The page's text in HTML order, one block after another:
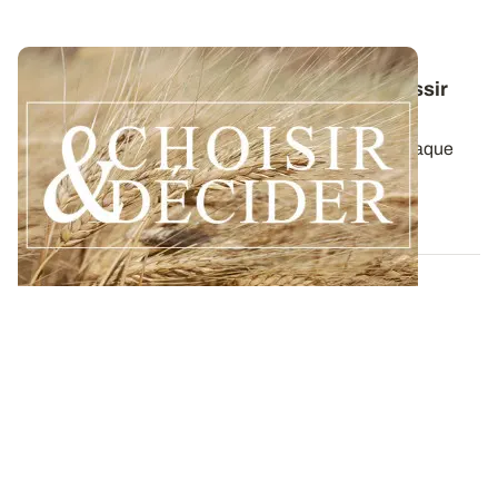
Conduite du blé dur : des guides pour réussir
ses interventions au printemps 2026
Retrouvez toutes les préconisations adaptées à chaque
région en matière de fertilisation...
12 DÉC. 2025